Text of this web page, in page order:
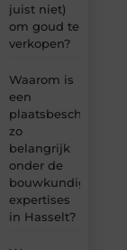
juist niet)
om goud te
verkopen?
Waarom is
een
plaatsbeschrijving
zo
belangrijk
onder de
bouwkundige
expertises
in Hasselt?